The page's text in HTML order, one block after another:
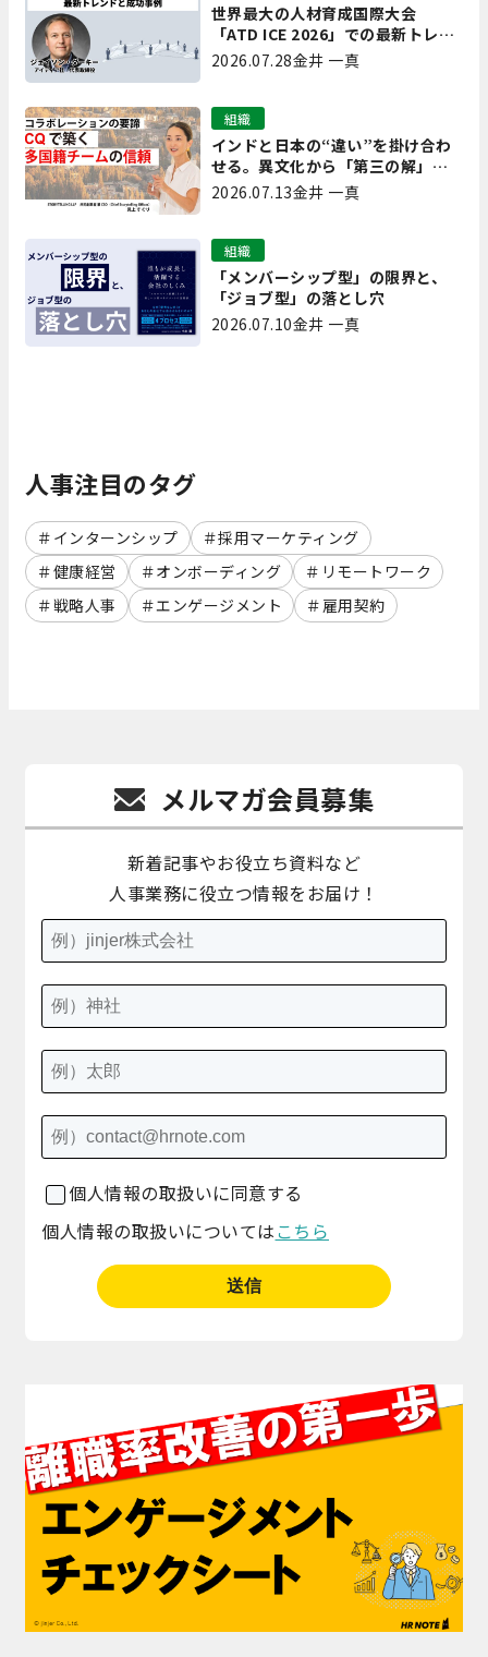
世界最大の人材育成国際大会
「ATD ICE 2026」での最新トレン
ドと成功事例｜「重要で実用的
な、日本にも合う」ホットトピッ
2026.07.28金井 一真
インドと日本の“違い”を掛け合わ
せる。異文化から「第三の解」を
生み出す実践【現場を変えるCQ白
組織
2026.07.13金井 一真
「メンバーシップ型」の限界と、
「ジョブ型」の落とし穴
組織
2026.07.10金井 一真
人事注目のタグ
インターンシップ
採用マーケティング
健康経営
オンボーディング
リモートワーク
戦略人事
エンゲージメント 雇用契約
メルマガ会員募集
新着記事やお役立ち資料など
人事業務に役立つ情報をお届け！
個人情報の取扱いに同意する
個人情報の取扱いについては こちら